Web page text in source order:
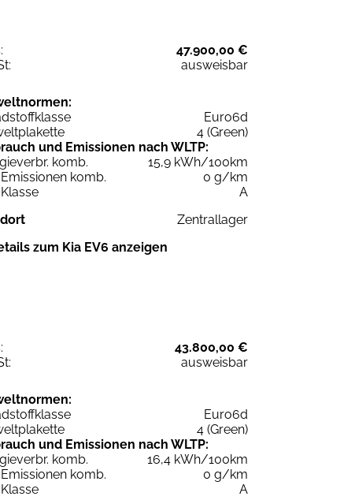
47.900,00 €
ausweisbar
Euro6d
4 (Green)
und Emissionen nach WLTP:
komb.
15,9 kWh/100km
komb.
0 g/km
A
Zentrallager
zum Kia EV6 anzeigen
43.800,00 €
ausweisbar
Euro6d
4 (Green)
und Emissionen nach WLTP:
komb.
16,4 kWh/100km
komb.
0 g/km
A